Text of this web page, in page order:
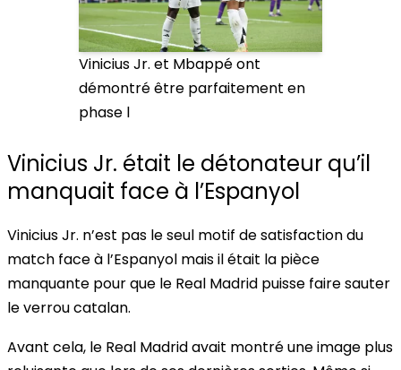
Vinicius Jr. et Mbappé ont
démontré être parfaitement en
phase l
Vinicius Jr. était le détonateur qu’il
manquait face à l’Espanyol
Vinicius Jr. n’est pas le seul motif de satisfaction du
match face à l’Espanyol mais il était la pièce
manquante pour que le Real Madrid puisse faire sauter
le verrou catalan.
Avant cela, le Real Madrid avait montré une image plus